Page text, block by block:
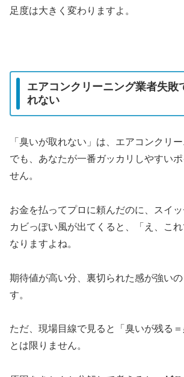
足度は大きく変わりますよ。
エアコンクリーニング業者失敗
れない
「臭いが取れない」は、エアコンクリ
でも、あなたが一番ガッカリしやすい
せん。
お金を払ってプロに頼んだのに、スイ
カビっぽい風が出てくると、「え、こ
なりますよね。
期待値が高い分、裏切られた感が強い
す。
ただ、現場目線で見ると「臭いが残る＝
とは限りません。